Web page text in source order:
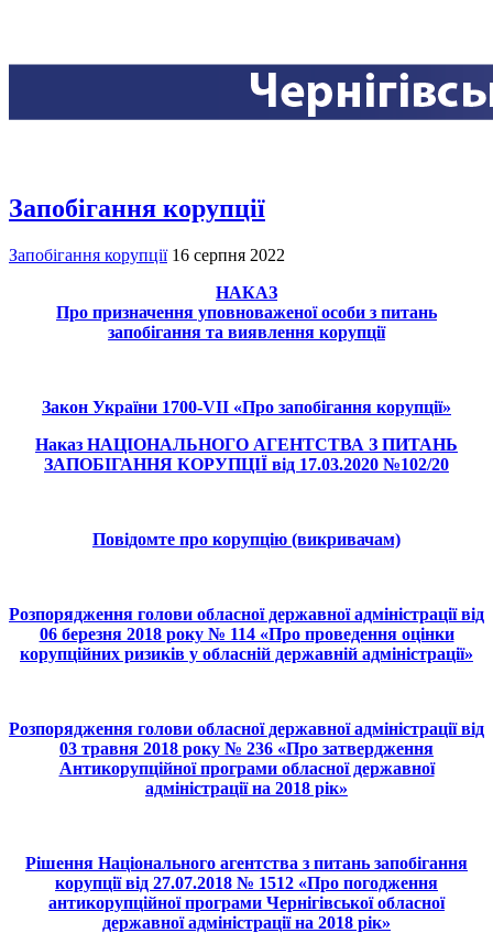
Запобігання корупції
Запобігання корупції 16 серпня 2022
НАКАЗ
Про призначення уповноваженої особи з питань
запобігання та виявлення корупції
Закон України 1700-VII «Про запобігання корупції»
Наказ НАЦІОНАЛЬНОГО АГЕНТСТВА З ПИТАНЬ
ЗАПОБІГАННЯ КОРУПЦІЇ від 17.03.2020 №102/20
Повідомте про корупцію (викривачам)
Розпорядження голови обласної державної адміністрації від
06 березня 2018 року № 114 «Про проведення оцінки
корупційних ризиків у обласній державній адміністрації»
Розпорядження голови обласної державної адміністрації від
03 травня 2018 року № 236 «Про затвердження
Антикорупційної програми обласної державної
адміністрації на 2018 рік»
Рішення Національного агентства з питань запобігання
корупції від 27.07.2018 № 1512 «Про погодження
антикорупційної програми Чернігівської обласної
державної адміністрації на 2018 рік»